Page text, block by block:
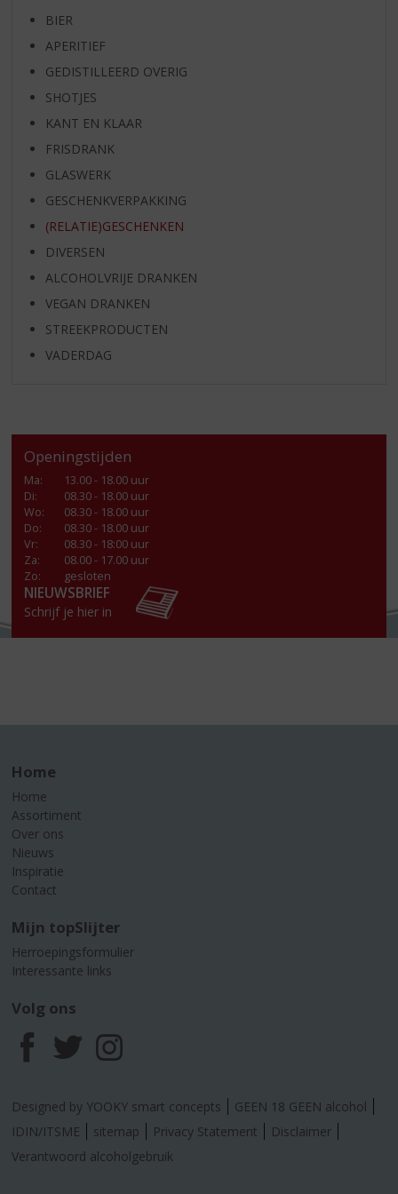
BIER
APERITIEF
GEDISTILLEERD OVERIG
SHOTJES
KANT EN KLAAR
FRISDRANK
GLASWERK
GESCHENKVERPAKKING
(RELATIE)GESCHENKEN
DIVERSEN
ALCOHOLVRIJE DRANKEN
VEGAN DRANKEN
STREEKPRODUCTEN
VADERDAG
Openingstijden
Ma:
13.00 - 18.00 uur
Di:
08.30 - 18.00 uur
Wo:
08.30 - 18.00 uur
Do:
08.30 - 18.00 uur
Vr:
08.30 - 18:00 uur
Za:
08.00 - 17.00 uur
Zo:
gesloten
NIEUWSBRIEF
Schrijf je hier in
Home
Home
Assortiment
Over ons
Nieuws
Inspiratie
Contact
Mijn topSlijter
Herroepingsformulier
Interessante links
Volg ons
F
a
c
T
w
i
I
n
s
Designed by YOOKY smart concepts
GEEN 18 GEEN alcohol
IDIN/ITSME
sitemap Privacy Statement
Disclaimer
Verantwoord alcoholgebruik